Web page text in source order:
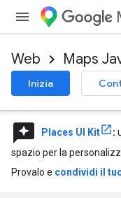
Web Maps
Inizia
reviews Places UI Kit :
spazio per la
Provalo e condividi il